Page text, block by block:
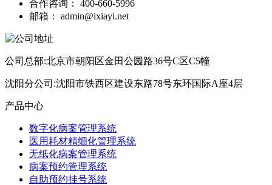
合作咨询： 400-660-5996
邮箱： admin@ixiayi.net
公司总部:北京市朝阳区金田公园路36号C区C5幢
沈阳分公司:沈阳市铁西区建设东路78号东环国际A座4层
产品中心
数字化病案管理系统
医用耗材精细化管理系统
无纸化病案管理系统
病案预约管理系统
自助预约挂号系统